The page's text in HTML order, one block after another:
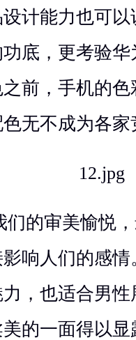
计能力也可
底，更考验
前，手机的
无不成为各
们的审美愉悦
响人们的感
，也适合男
的一面得以显